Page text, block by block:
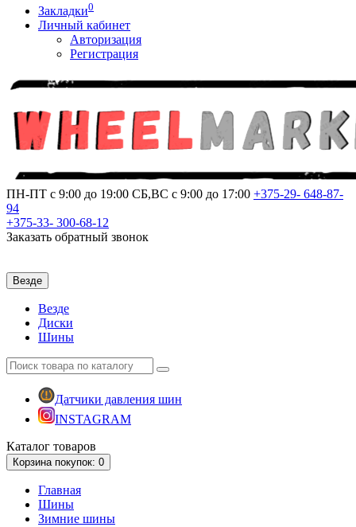
Закладки0
Личный кабинет
Авторизация
Регистрация
ПН-ПТ с 9:00 до 19:00 СБ,ВС с 9:00 до 17:00 +375-29- 648-87-
94
+375-33- 300-68-12
Заказать обратный звонок
Везде
Везде
Диски
Шины
Датчики давления шин
INSTAGRAM
Каталог товаров
Корзинапокупок: 0
Главная
Шины
Зимние шины